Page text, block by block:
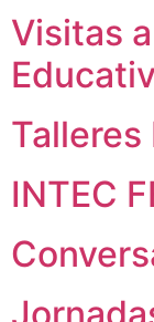
Visitas
Talleres
INTEC